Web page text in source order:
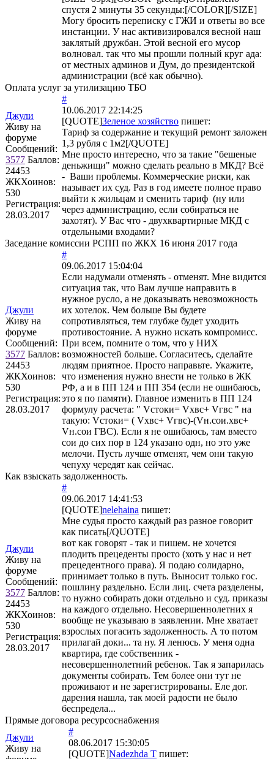
спустя 2 минуты 35 секунды:[/COLOR][/SIZE]
Могу бросить переписку с ГЖИ и ответы во все
инстанции. У нас активизировался весной наш
заклятый дружбан. Этой весной его мусор
волновал. так что мы прошли полный круг ада:
от местных админов и Дум, до президентской
администрации (всё как обычно).
Оплата услуг за утилизацию ТБО
Джули
Живу на
форуме
Сообщений:
3577 Баллов:
24453
ЖКХоинов:
530
Регистрация:
28.03.2017
#
10.06.2017 22:14:25
[QUOTE]Зеленое хозяйство пишет:
Тариф за содержание и текущий ремонт заложен
1,3 рубля с 1м2[/QUOTE]
Мне просто интересно, что за такие "бешеные
деньжищи" можно сделать реально в МКД? Всё
- Ваши проблемы. Коммерческие риски, как
называет их суд. Раз в год имеете полное право
выйти к жильцам и сменить тариф (ну или
через администрацию, если собираться не
захотят). У Вас что - двухквартирные МКД с
отдельными входами?
Заседание комиссии РСПП по ЖКХ 16 июня 2017 года
Джули
Живу на
форуме
Сообщений:
3577 Баллов:
24453
ЖКХоинов:
530
Регистрация:
28.03.2017
#
09.06.2017 15:04:04
Если надумали отменять - отменят. Мне видится
ситуация так, что Вам лучше направить в
нужное русло, а не доказывать невозможность
их хотелок. Чем больше Вы будете
сопротивляться, тем глубже будет уходить
противостояние. А нужно искать компромисс.
При всем, помните о том, что у НИХ
возможностей больше. Согласитесь, сделайте
людям приятное. Просто направьте. Укажите,
что изменения нужно внести не только в ЖК
РФ, а и в ПП 124 и ПП 354 (если не ошибаюсь,
это я по памяти). Главное изменить в ПП 124
формулу расчета: " Vстоки= Vхвс+ Vгвс " на
такую: Vстоки= ( Vхвс+ Vгвс)-(Vн.сои.хвс+
Vн.сои ГВС). Если я не ошибаюсь, там вместо
сои до сих пор в 124 указано одн, но это уже
мелочи. Пусть лучше отменят, чем они такую
чепуху чередят как сейчас.
Как взыскать задолженность.
Джули
Живу на
форуме
Сообщений:
3577 Баллов:
24453
ЖКХоинов:
530
Регистрация:
28.03.2017
#
09.06.2017 14:41:53
[QUOTE]nelehaina пишет:
Мне судья просто каждый раз разное говорит
как писать[/QUOTE]
вот как говорят - так и пишем. не хочется
плодить прецеденты просто (хоть у нас и нет
прецедентного права). Я подаю солидарно,
принимает только в путь. Выносит только гос.
пошлину раздельно. Если лиц. счета разделены,
то нужно собирать доки отдельно и суд. приказы
на каждого отдельно. Несовершеннолетних я
вообще не указываю в заявлении. Мне хватает
взрослых погасить задолженность. А то потом
прилагай доки... та ну. Я ленюсь. У меня одна
квартира, где собственник -
несовершеннолетний ребенок. Так я запарилась
документы собирать. Тем более они тут не
проживают и не зарегистрированы. Еле дог.
дарения нашла, так моей радости не было
беспредела...
Прямые договора ресурсоснабжения
Джули
Живу на
#
08.06.2017 15:30:05
[QUOTE]Nadezhda T пишет: